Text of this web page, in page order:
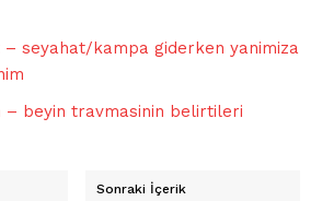
seyahat/kampa giderken yanimiza
– beyin travmasinin belirtileri
Sonraki İçerik